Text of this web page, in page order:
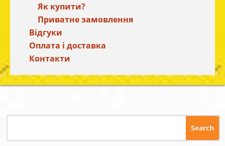
Як купити?
Приватне замовлення
Відгуки
Оплата і доставка
Контакти